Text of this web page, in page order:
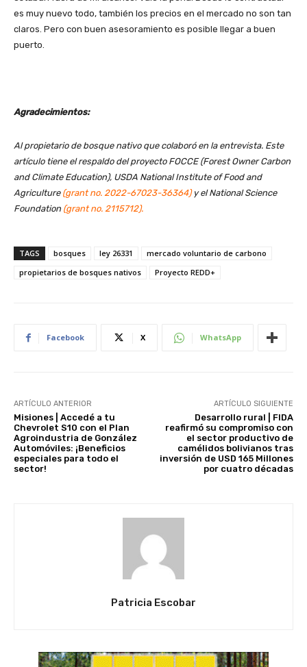
es muy nuevo todo, también los precios en el mercado no son tan
claros. Pero con buen asesoramiento es posible llegar a buen
puerto.
Agradecimientos:
Al propietario de bosque nativo que colaboró en la entrevista. Este
artículo tiene el respaldo del proyecto FOCCE (Forest Owner Carbon
and Climate Education), USDA National Institute of Food and
Agriculture (grant no. 2022-67023-36364)y el National Science
Foundation (grant no. 2115712).
TAGS bosques ley 26331
mercado voluntario de carbono
propietarios de bosques nativos
Proyecto REDD+
Facebook X WhatsApp
ARTÍCULO ANTERIOR
Misiones | Accedé a tu
Chevrolet S10 con el Plan
Agroindustria de González
Automóviles: ¡Beneficios
especiales para todo el
sector!
ARTÍCULO SIGUIENTE
Desarrollo rural | FIDA
reafirmó su compromiso con
el sector productivo de
camélidos bolivianos tras
inversión de USD 165 Millones
por cuatro décadas
Patricia Escobar